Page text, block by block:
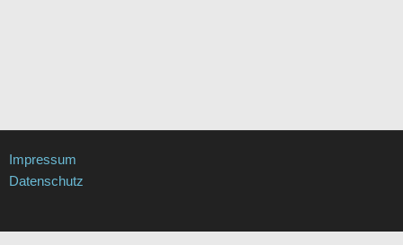
Impressum
Datenschutz